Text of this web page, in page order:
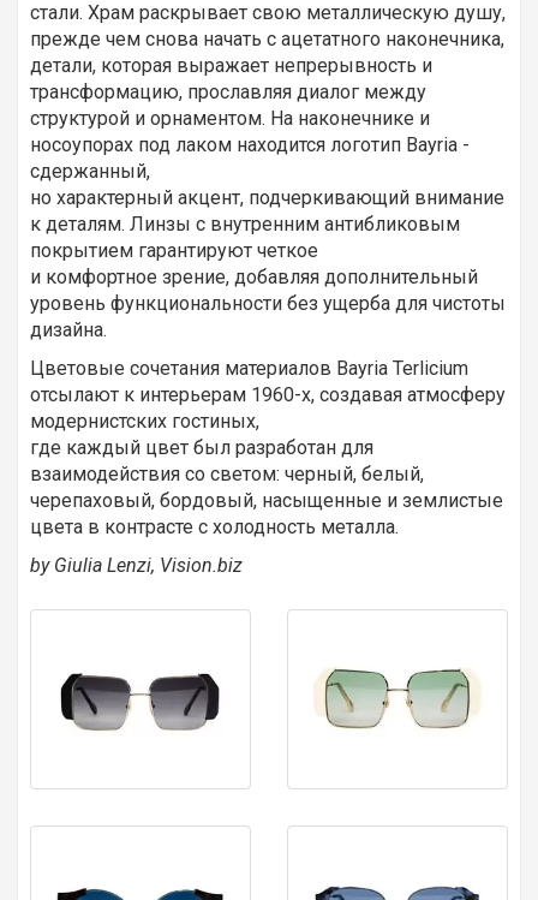
стали. Храм раскрывает свою металлическую душу,
прежде чем снова начать с ацетатного наконечника,
детали, которая выражает непрерывность и
трансформацию, прославляя диалог между
структурой и орнаментом. На наконечнике и
носоупорах под лаком находится логотип Bayria -
сдержанный,
но характерный акцент, подчеркивающий внимание
к деталям. Линзы с внутренним антибликовым
покрытием гарантируют четкое
и комфортное зрение, добавляя дополнительный
уровень функциональности без ущерба для чистоты
дизайна.
Цветовые сочетания материалов Bayria Terlicium
отсылают к интерьерам 1960-х, создавая атмосферу
модернистских гостиных,
где каждый цвет был разработан для
взаимодействия со светом: черный, белый,
черепаховый, бордовый, насыщенные и землистые
цвета в контрасте с холодность металла.
by Giulia Lenzi, Vision.biz